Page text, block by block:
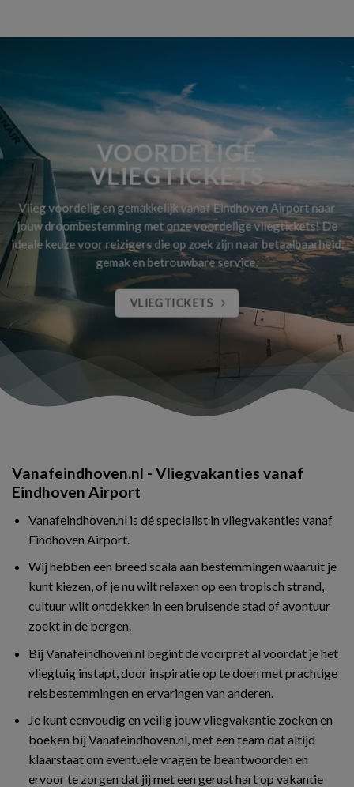
VOORDELIGE
VLIEGTICKETS
Vlieg voordelig en gemakkelijk vanaf Eindhoven Airport naar
jouw droombestemming met onze voordelige vliegtickets! De
ideale keuze voor reizigers die op zoek zijn naar betaalbaarheid,
gemak en betrouwbare service.
VLIEGTICKETS
Vanafeindhoven.nl - Vliegvakanties vanaf
Eindhoven Airport
Vanafeindhoven.nl is dé specialist in vliegvakanties vanaf
Eindhoven Airport.
Wij hebben een breed scala aan bestemmingen waaruit je
kunt kiezen, of je nu wilt relaxen op een tropisch strand,
cultuur wilt ontdekken in een bruisende stad of avontuur
zoekt in de bergen.
Bij Vanafeindhoven.nl begint de voorpret al voordat je het
vliegtuig instapt, door inspiratie op te doen met prachtige
reisbestemmingen en ervaringen van anderen.
Je kunt eenvoudig en veilig jouw vliegvakantie zoeken en
boeken bij Vanafeindhoven.nl, met een team dat altijd
klaarstaat om eventuele vragen te beantwoorden en
ervoor te zorgen dat jij met een gerust hart op vakantie